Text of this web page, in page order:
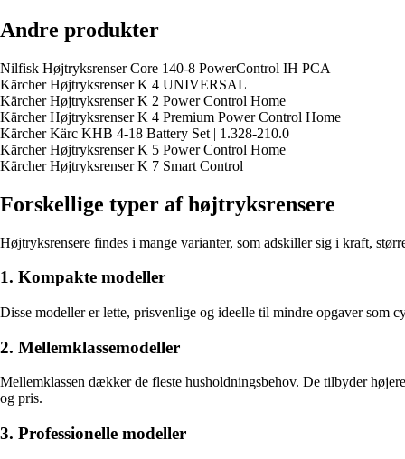
Andre produkter
Nilfisk Højtryksrenser Core 140-8 PowerControl IH PCA
Kärcher Højtryksrenser K 4 UNIVERSAL
Kärcher Højtryksrenser K 2 Power Control Home
Kärcher Højtryksrenser K 4 Premium Power Control Home
Kärcher Kärc KHB 4-18 Battery Set | 1.328-210.0
Kärcher Højtryksrenser K 5 Power Control Home
Kärcher Højtryksrenser K 7 Smart Control
Forskellige typer af højtryksrensere
Højtryksrensere findes i mange varianter, som adskiller sig i kraft,
1. Kompakte modeller
Disse modeller er lette, prisvenlige og ideelle til mindre opgaver som
2. Mellemklassemodeller
Mellemklassen dækker de fleste husholdningsbehov. De tilbyder
og pris.
3. Professionelle modeller